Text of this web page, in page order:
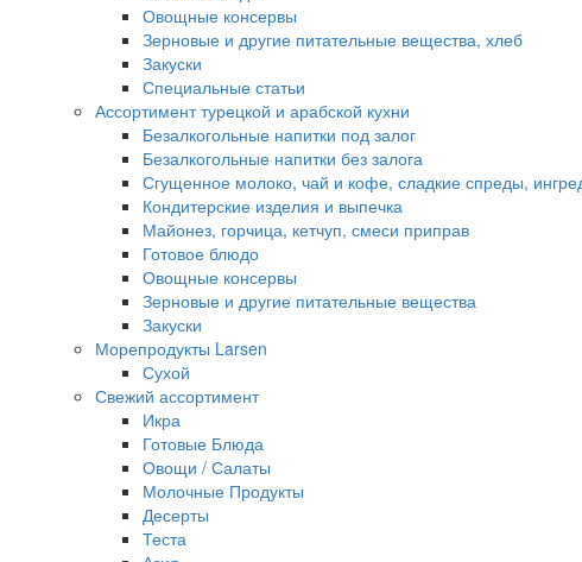
Овощные консервы
Зерновые и другие питательные вещества, хлеб
Закуски
Специальные статьи
Ассортимент турецкой и арабской кухни
Безалкогольные напитки под залог
Безалкогольные напитки без залога
Сгущенное молоко, чай и кофе, сладкие спреды,
Кондитерские изделия и выпечка
Майонез, горчица, кетчуп, смеси приправ
Готовое блюдо
Овощные консервы
Зерновые и другие питательные вещества
Закуски
Морепродукты Larsen
Сухой
Свежий ассортимент
Икра
Готовые Блюда
Овощи / Салаты
Молочные Продукты
Десерты
Теста